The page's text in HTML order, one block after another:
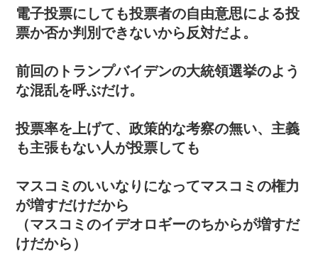
電子投票にしても投票者の自由意思による投
票か否か判別できないから反対だよ。
前回のトランプバイデンの大統領選挙のよう
な混乱を呼ぶだけ。
投票率を上げて、政策的な考察の無い、主義
も主張もない人が投票しても
マスコミのいいなりになってマスコミの権力
が増すだけだから
（マスコミのイデオロギーのちからが増すだ
けだから）